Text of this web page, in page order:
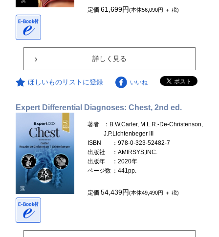
定価61,699円(本体56,090円 ＋ 税)
詳しく見る
ほしいものリストに登録 いいね
Expert Differential Diagnoses: Chest, 2nd ed.
著者
：B.W.Carter, M.L.R.-De-Christenson,
J.P.Lichtenbeger III
ISBN
：978-0-323-52482-7
出版社
：AMIRSYS,INC.
出版年
：2020年
ページ数 ：441pp.
定価54,439円(本体49,490円 ＋ 税)